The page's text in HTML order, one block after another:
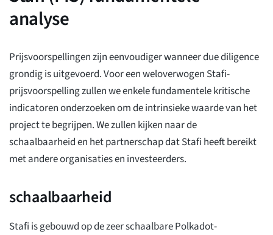
analyse
Prijsvoorspellingen zijn eenvoudiger wanneer due diligence
grondig is uitgevoerd. Voor een weloverwogen Stafi-
prijsvoorspelling zullen we enkele fundamentele kritische
indicatoren onderzoeken om de intrinsieke waarde van het
project te begrijpen. We zullen kijken naar de
schaalbaarheid en het partnerschap dat Stafi heeft bereikt
met andere organisaties en investeerders.
schaalbaarheid
Stafi is gebouwd op de zeer schaalbare Polkadot-